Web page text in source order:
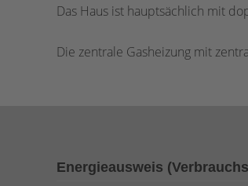
Das Haus ist hauptsächlich mit
Die zentrale Gasheizung mit
Energieausweis